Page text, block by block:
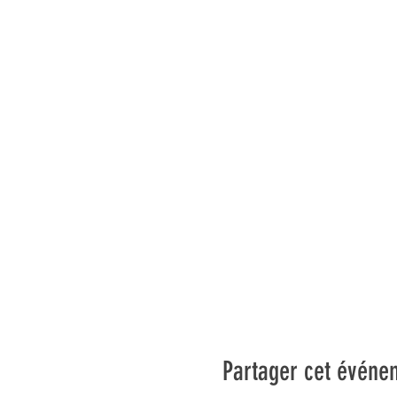
Partager cet